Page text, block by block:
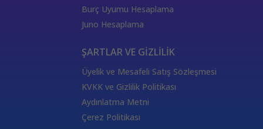
burçların elementleri
değişken
yükselen burçların özellikleri
Satürn Balık burcunda
ThetaHealing seansı
Tarot Destesi
Venüs burcu
Satürn burcu
Burç Uyumu Hesaplama
Juno Hesaplama
ŞARTLAR VE GİZLİLİK
Üyelik ve Mesafeli Satış Sözleşmesi
KVKK ve Gizlilik Politikası
Aydınlatma Metni
Çerez Politikası